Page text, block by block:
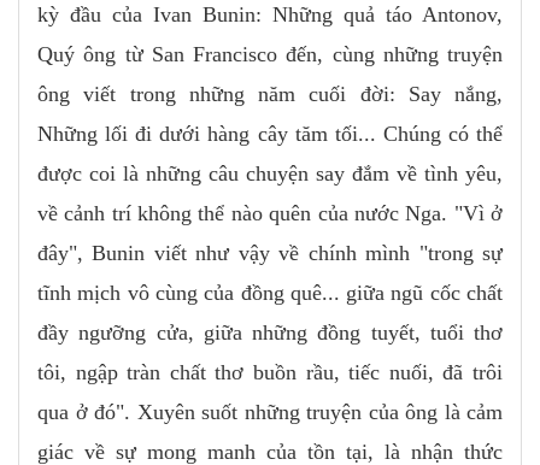
kỳ đầu của Ivan Bunin: Những quả táo Antonov,
Quý ông từ San Francisco đến, cùng những truyện
ông viết trong những năm cuối đời: Say nắng,
Những lối đi dưới hàng cây tăm tối... Chúng có thể
được coi là những câu chuyện say đắm về tình yêu,
về cảnh trí không thể nào quên của nước Nga. "Vì ở
đây", Bunin viết như vậy về chính mình "trong sự
tĩnh mịch vô cùng của đồng quê... giữa ngũ cốc chất
đầy ngưỡng cửa, giữa những đồng tuyết, tuổi thơ
tôi, ngập tràn chất thơ buồn rầu, tiếc nuối, đã trôi
qua ở đó". Xuyên suốt những truyện của ông là cảm
giác về sự mong manh của tồn tại, là nhận thức